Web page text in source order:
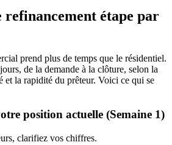
refinancement étape par
prend plus de temps que le résidentiel.
de la demande à la clôture, selon la
et la rapidité du prêteur. Voici ce qui se
position actuelle (Semaine 1)
clarifiez vos chiffres.